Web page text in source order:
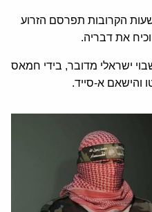
הקרובות תפרסם הזרוע
את דבריה.
ישראלי מדובר, בידי חמאס
והישאם א-סייד.